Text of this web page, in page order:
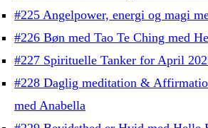
#225 Angelpower, energi og magi
#226 Bøn med Tao Te Ching med
#227 Spirituelle Tanker for April
#228 Daglig meditation &
med Anabella